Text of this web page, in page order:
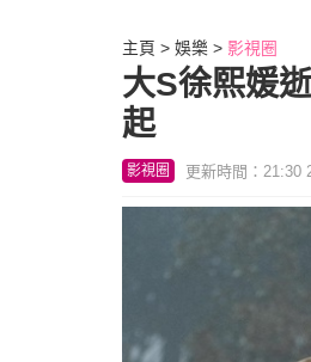
主頁 娛樂 影視圈
大S徐熙媛
起
影視圈 更新時間：21:30